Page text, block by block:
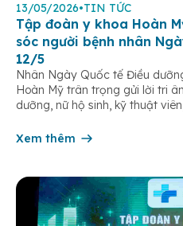
13/05/2026•TIN TỨC
Tập đoàn y khoa Hoàn
sóc người bệnh nhân
12/5
Nhân Ngày Quốc tế Điều
Hoàn Mỹ trân trọng gửi lời tri
dưỡng, nữ hộ sinh, kỹ thuật
âm thầm đồng hành trên […]
Xem thêm